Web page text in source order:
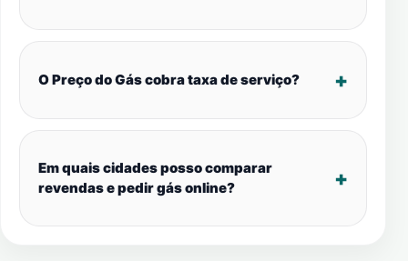
O Preço do Gás cobra taxa de serviço?
Em quais cidades posso comparar
revendas e pedir gás online?